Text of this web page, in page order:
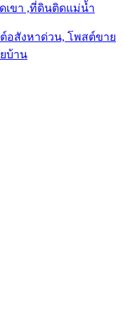
เขา ,ที่ดินติดแม่น้ำ
อสังหาด่วน, โพสต์ขาย
บ้าน